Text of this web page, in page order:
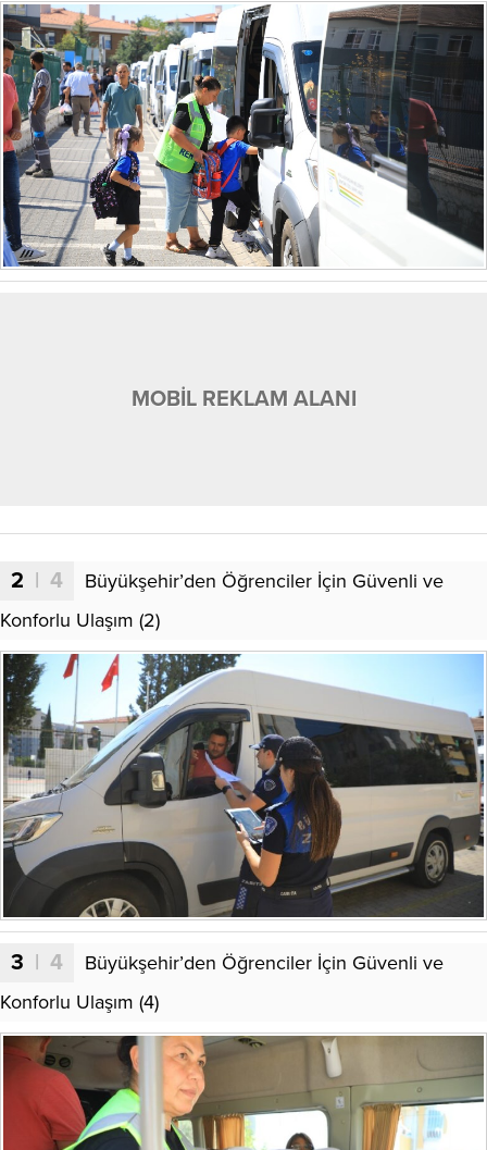
MOBİL REKLAM ALANI
2 | 4
Büyükşehir’den Öğrenciler İçin Güvenli ve
Konforlu Ulaşım (2)
3 | 4
Büyükşehir’den Öğrenciler İçin Güvenli ve
Konforlu Ulaşım (4)